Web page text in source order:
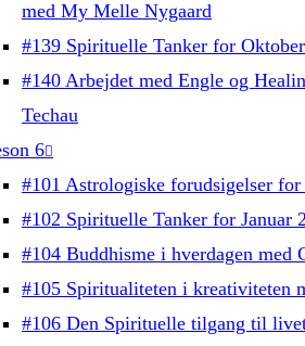
med My Melle Nygaard
#139 Spirituelle Tanker for
#140 Arbejdet med Engle og
Techau
6
#101 Astrologiske forudsigelser for
#102 Spirituelle Tanker for Januar
#104 Buddhisme i hverdagen med
#105 Spiritualiteten i kreativiteten
#106 Den Spirituelle tilgang til